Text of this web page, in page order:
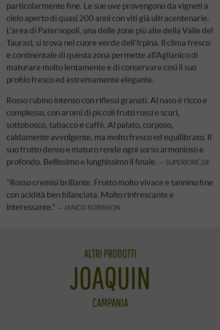
particolarmente fine. Le sue uve provengono da vigneti a
cielo aperto di quasi 200 anni con viti già ultracentenarie.
L'area di Paternopoli, una delle zone più alte della Valle del
Taurasi, si trova nel cuore verde dell'Irpina. Il clima fresco
e continentale di questa zona permette all'Aglianico di
maturare molto lentamente e di conservare così il suo
profilo fresco ed estremamente elegante.
Rosso rubino intenso con riflessi granati. Al naso è ricco e
complesso, con aromi di piccoli frutti rossi e scuri,
sottobosco, tabacco e caffè. Al palato, corposo,
caldamente avvolgente, ma molto fresco ed equilibrato. Il
suo frutto denso e maturo rende ogni sorso armonioso e
profondo. Bellissimo e lunghissimo il finale.
SUPERIORE.DE
"Rosso cremisi brillante. Frutto molto vivace e tannino fine
con acidità ben bilanciata. Molto rinfrescante e
interessante."
JANCIS ROBINSON
ALTRI PRODOTTI
JOAQUIN
CAMPANIA